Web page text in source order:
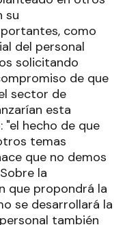
su
como
del personal
solicitando
de que
sector de
esta
"el hecho de que
temas
que no demos
la
que propondrá la
se desarrollará la
también